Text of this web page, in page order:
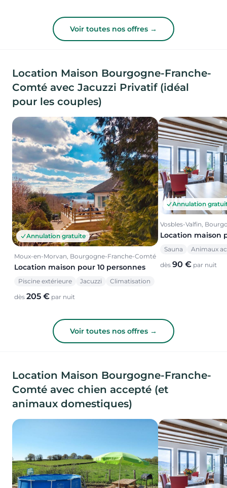
Voir toutes nos offres →
Location Maison Bourgogne-Franche-
Comté avec Jacuzzi Privatif (idéal
pour les couples)
Annulation gratuite
Moux-en-Morvan, Bourgogne-Franche-Comté
Location maison pour 10 personnes
Piscine extérieure Jacuzzi Climatisation
dès 205 € par nuit
Annulation
Vosbles-Valfin,
Location maison
Sauna Animaux
dès 90 € par nuit
Voir toutes nos offres →
Location Maison Bourgogne-Franche-
Comté avec chien accepté (et
animaux domestiques)